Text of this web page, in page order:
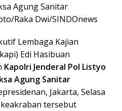
Agung Sanitar
Raka Dwi/SINDOnews
Lembaga Kajian
Edi Hasibuan
Kapolri Jenderal Pol Listyo
Agung Sanitar
Jakarta, Selasa
tersebut